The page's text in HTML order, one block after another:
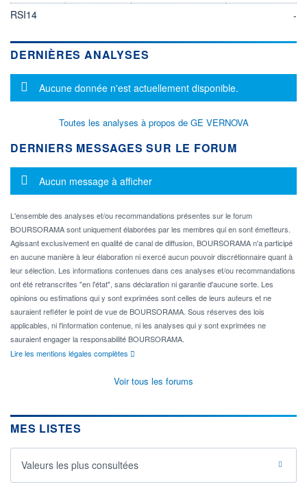
RSI14
-
DERNIÈRES ANALYSES
Message d'information
Aucune donnée n'est actuellement disponible.
Toutes les analyses à propos de GE VERNOVA
DERNIERS MESSAGES SUR LE FORUM
Message d'information
Aucun message à afficher
L'ensemble des analyses et/ou recommandations présentes sur le forum
BOURSORAMA sont uniquement élaborées par les membres qui en sont émetteurs.
Agissant exclusivement en qualité de canal de diffusion, BOURSORAMA n'a participé
en aucune manière à leur élaboration ni exercé aucun pouvoir discrétionnaire quant à
leur sélection. Les informations contenues dans ces analyses et/ou recommandations
ont été retranscrites "en l'état", sans déclaration ni garantie d'aucune sorte. Les
opinions ou estimations qui y sont exprimées sont celles de leurs auteurs et ne
sauraient refléter le point de vue de BOURSORAMA. Sous réserves des lois
applicables, ni l'information contenue, ni les analyses qui y sont exprimées ne
sauraient engager la responsabilité BOURSORAMA.
Lire les mentions légales complètes
Voir tous les forums
MES LISTES
Valeurs les plus consultées